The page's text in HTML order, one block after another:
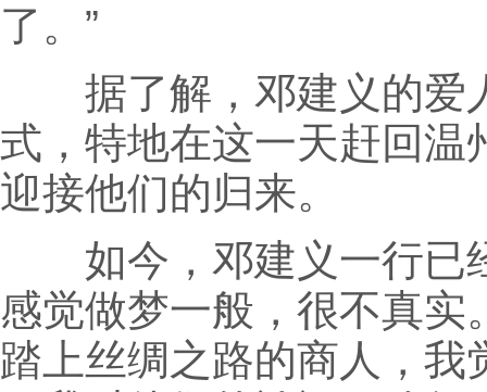
了。”
据了解，邓建义的爱
式，特地在这一天赶回温
迎接他们的归来。
如今，邓建义一行已
感觉做梦一般，很不真实
踏上丝绸之路的商人，